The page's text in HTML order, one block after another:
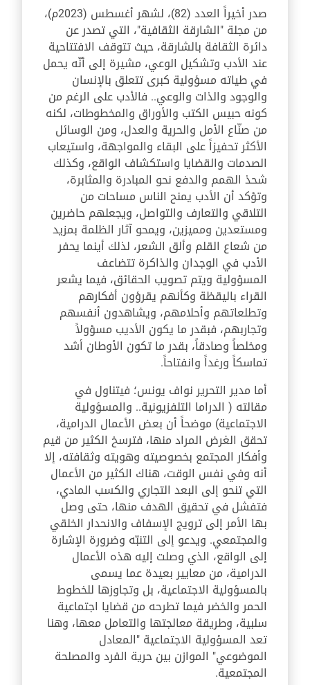
صدر أخيراً العدد (82)، لشهر أغسطس (2023م)،
من مجلة "الشارقة الثقافية"، التي تصدر عن
دائرة الثقافة بالشارقة، حيث تتوقف الافتتاحية
عند الأدب وتشكيل الوعي، مشيرة إلى أنّه يحمل
في طياته مسؤولية كبرى تتعلق بالإنسان
والوجود والذات والوعي.. فالأدب على الرغم من
كونه حبيس الكتب والأوراق والمخطوطات، لكنه
من صنّاع الأمل والحرية والعدل، ومن الوسائل
الأكثر تحفيزاً على البقاء والمواجهة، واستيعاب
الصدمات والقضايا واستكشاف الواقع، وكذلك
شحذ الهمم والدفع نحو المبادرة والمثابرة،
وتؤكد أن الأدب يمنح الناس مساحات من
التلاقي والتعارف والتواصل، ويجعلهم حاضرين
ومستعدين ومميزين، ويمحو آثار الظلمة بمزيد
من شعاع القلم وألق الشعر، لذلك أينما يحفر
الأدب في الوجدان والذاكرة تتضاعف
المسؤولية ويتم تصويب الحقائق، فيما يشعر
القراء باليقظة وكأنهم يقرؤون أفكارهم
وتطلعاتهم وأحلامهم، ويشاهدون أنفسهم
وتجاربهم، فبقدر ما يكون الأديب مسؤولاً
ومخلصاً وصادقاً، بقدر ما تكون الأوطان أشد
تماسكاً ورغداً وانفتاحاً.
أما مدير التحرير نواف يونس؛ فيتناول في
مقالته ( الدراما التلفزيونية.. والمسؤولية
الاجتماعية) موضحاً أن بعض الأعمال الدرامية،
تحقق الغرض المراد منها، فترسخ الكثير من قيم
وأفكار المجتمع بخصوصيته وهويته وثقافته، إلا
أنه وفي نفس الوقت، هناك الكثير من الأعمال
التي تنحو إلى البعد التجاري والكسب المادي،
فتفشل في تحقيق الهدف منها، حتى وصل
بها الأمر إلى ترويج الإسفاف والانحدار الخلقي
والمجتمعي. ويدعو إلى التنبّه وضرورة الإشارة
إلى الواقع، الذي وصلت إليه هذه الأعمال
الدرامية، من معايير بعيدة عما يسمى
بالمسؤولية الاجتماعية، بل وتجاوزها للخطوط
الحمر والخضر فيما تطرحه من قضايا اجتماعية
سلبية، وطريقة معالجتها والتعامل معها، وهنا
تعد المسؤولية الاجتماعية "المعادل
الموضوعي" الموازن بين حرية الفرد والمصلحة
المجتمعية.